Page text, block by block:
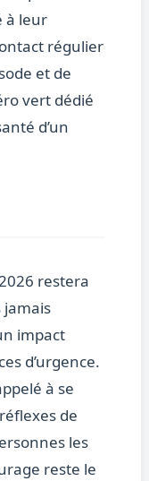
à leur
régulier
et de
vert dédié
d’un
restera
jamais
impact
d’urgence.
à se
de
les
reste le